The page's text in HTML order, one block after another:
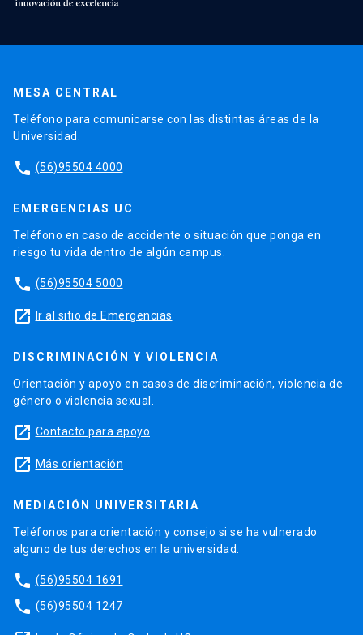
MESA CENTRAL
Teléfono para comunicarse con las distintas áreas de la
Universidad.
phone (56)95504 4000
EMERGENCIAS UC
Teléfono en caso de accidente o situación que ponga en
riesgo tu vida dentro de algún campus.
phone (56)95504 5000
launch Ir al sitio de Emergencias
DISCRIMINACIÓN Y VIOLENCIA
Orientación y apoyo en casos de discriminación, violencia de
género o violencia sexual.
launch Contacto para apoyo
launch Más orientación
MEDIACIÓN UNIVERSITARIA
Teléfonos para orientación y consejo si se ha vulnerado
alguno de tus derechos en la universidad.
phone (56)95504 1691
phone (56)95504 1247